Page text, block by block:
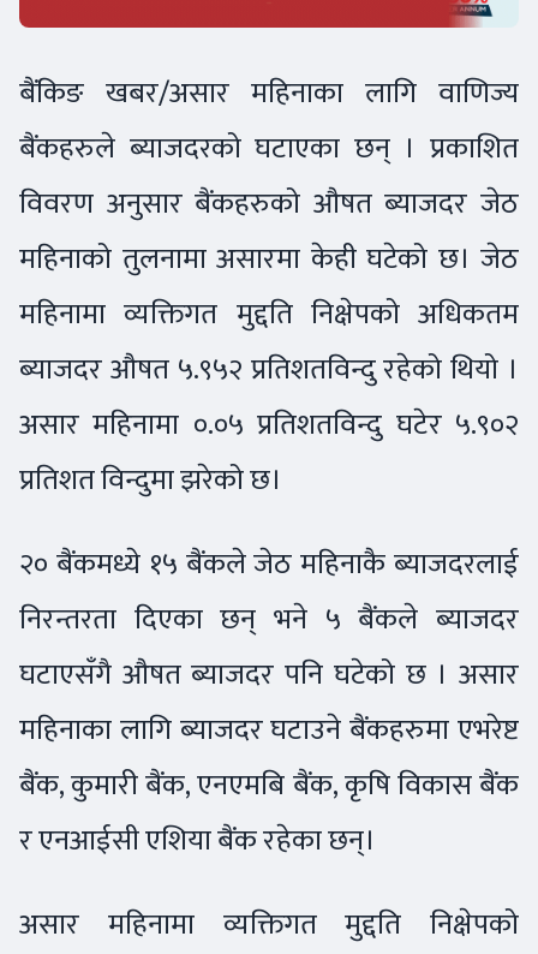
बैंकिङ खबर/असार महिनाका लागि वाणिज्य
बैंकहरुले ब्याजदरको घटाएका छन् । प्रकाशित
विवरण अनुसार बैंकहरुको औषत ब्याजदर जेठ
महिनाको तुलनामा असारमा केही घटेको छ। जेठ
महिनामा व्यक्तिगत मुद्दति निक्षेपको अधिकतम
ब्याजदर औषत ५.९५२ प्रतिशतविन्दु रहेको थियो ।
असार महिनामा ०.०५ प्रतिशतविन्दु घटेर ५.९०२
प्रतिशत विन्दुमा झरेको छ।
२० बैंकमध्ये १५ बैंकले जेठ महिनाकै ब्याजदरलाई
निरन्तरता दिएका छन् भने ५ बैंकले ब्याजदर
घटाएसँगै औषत ब्याजदर पनि घटेको छ । असार
महिनाका लागि ब्याजदर घटाउने बैंकहरुमा एभरेष्ट
बैंक, कुमारी बैंक, एनएमबि बैंक, कृषि विकास बैंक
र एनआईसी एशिया बैंक रहेका छन्।
असार महिनामा व्यक्तिगत मुद्दति निक्षेपको